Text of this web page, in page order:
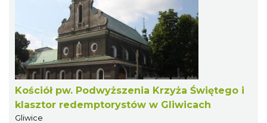
Kościół pw. Podwyższenia Krzyża Świętego i
klasztor redemptorystów w Gliwicach
Gliwice